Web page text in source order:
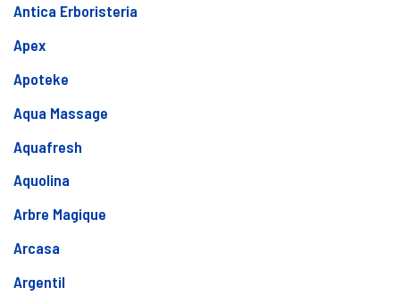
Antica Erboristeria
Apex
Apoteke
Aqua Massage
Aquafresh
Aquolina
Arbre Magique
Arcasa
Argentil